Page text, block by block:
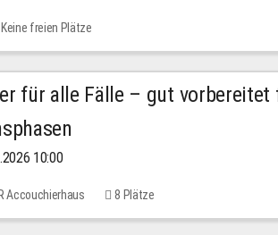
Keine freien Plätze
für alle Fälle – gut vorbereitet
10:00
Accouchierhaus 8 Plätze